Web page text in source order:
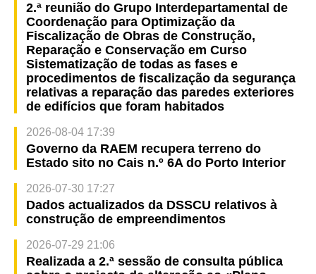
2.ª reunião do Grupo Interdepartamental de
Coordenação para Optimização da
Fiscalização de Obras de Construção,
Reparação e Conservação em Curso
Sistematização de todas as fases e
procedimentos de fiscalização da segurança
relativas a reparação das paredes exteriores
de edifícios que foram habitados
2026-08-04 17:39
Governo da RAEM recupera terreno do
Estado sito no Cais n.º 6A do Porto Interior
2026-07-30 17:27
Dados actualizados da DSSCU relativos à
construção de empreendimentos
2026-07-29 21:06
Realizada a 2.ª sessão de consulta pública